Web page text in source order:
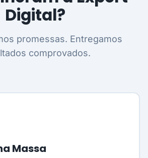
Digital?
promessas. Entregamos
comprovados.
Massa